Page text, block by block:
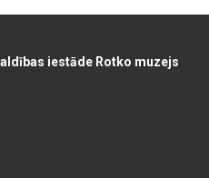
iestāde Rotko muzejs